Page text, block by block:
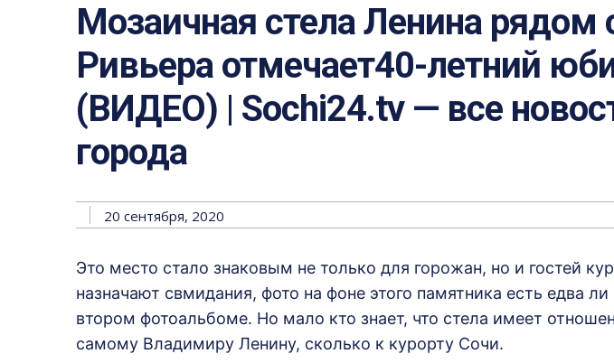
Мозаичная стела Ленина рядом
Ривьера отмечает40-летний
(ВИДЕО) | Sochi24.tv — все
города
20 сентября, 2020
Это место стало знаковым не только для горожан, но и гостей
назначают свмидания, фото на фоне этого памятника есть едва
втором фотоальбоме. Но мало кто знает, что стела имеет
самому Владимиру Ленину, сколько к курорту Сочи.